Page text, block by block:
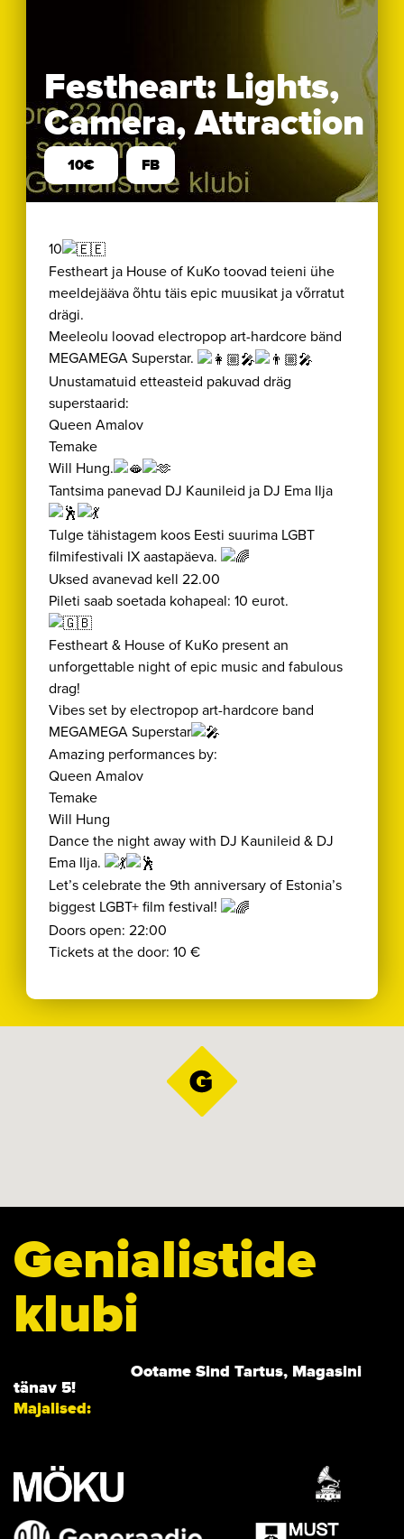
Festheart: Lights,
Camera, Attraction
10€ FB
10
Festheart ja House of KuKo toovad teieni ühe
meeldejääva õhtu täis epic muusikat ja võrratut
drägi.
Meeleolu loovad electropop art-hardcore bänd
MEGAMEGA Superstar.
Unustamatuid etteasteid pakuvad dräg
superstaarid:
Queen Amalov
Temake
Will Hung.
Tantsima panevad DJ Kaunileid ja DJ Ema Ilja
Tulge tähistagem koos Eesti suurima LGBT
filmifestivali IX aastapäeva.
Uksed avanevad kell 22.00
Pileti saab soetada kohapeal: 10 eurot.
Festheart & House of KuKo present an
unforgettable night of epic music and fabulous
drag!
Vibes set by electropop art-hardcore band
MEGAMEGA Superstar
Amazing performances by:
Queen Amalov
Temake
Will Hung
Dance the night away with DJ Kaunileid & DJ
Ema Ilja.
Let’s celebrate the 9th anniversary of Estonia’s
biggest LGBT+ film festival!
Doors open: 22:00
Tickets at the door: 10 €
Genialistide
klubi
Ootame Sind Tartus, Magasini
tänav 5!
Majalised: